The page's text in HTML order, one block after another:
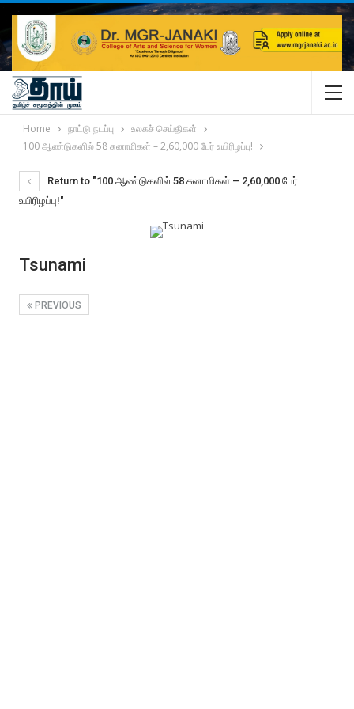
Home நாட்டு நடப்பு
உலகச் செய்திகள்
100 ஆண்டுகளில் 58 சுனாமிகள் – 2,60,000 பேர் உயிரிழப்பு!
Return to "100 ஆண்டுகளில் 58 சுனாமிகள் – 2,60,000 பேர்
உயிரிழப்பு!"
Tsunami
PREVIOUS